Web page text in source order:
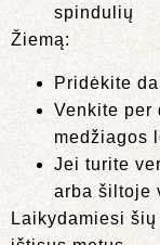
spindulių
Žiemą:
Pridėkite
Venkite per
medžiagos
Jei turite
arba šiltoje
Laikydamiesi